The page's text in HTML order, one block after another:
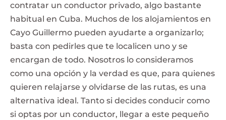
contratar un conductor privado, algo bastante
habitual en Cuba. Muchos de los alojamientos en
Cayo Guillermo pueden ayudarte a organizarlo;
basta con pedirles que te localicen uno y se
encargan de todo. Nosotros lo consideramos
como una opción y la verdad es que, para quienes
quieren relajarse y olvidarse de las rutas, es una
alternativa ideal. Tanto si decides conducir como
si optas por un conductor, llegar a este pequeño